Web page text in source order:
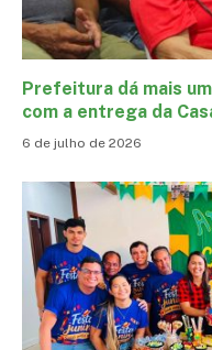
Prefeitura dá mais
com a entrega da
6 de julho de 2026